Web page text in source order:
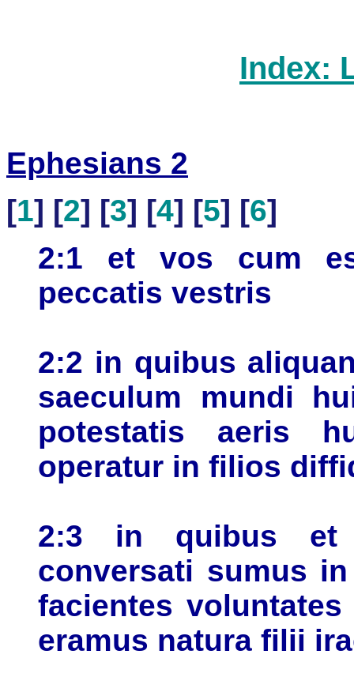
Index:
Ephesians 2
[1] [2] [3] [4] [5] [6]
2:1 et vos cum
peccatis vestris
2:2 in quibus
saeculum mundi
potestatis aeris
operatur in filios
2:3 in quibus et
conversati sumus
facientes
eramus natura filii